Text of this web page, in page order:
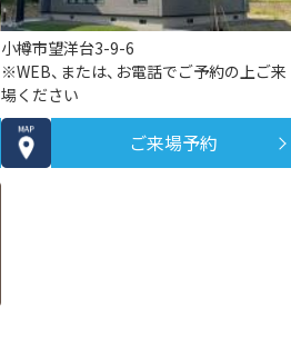
小樽市望洋台3-9-6
※WEB、または、お電話でご予約の上ご来
場ください
ご来場予約